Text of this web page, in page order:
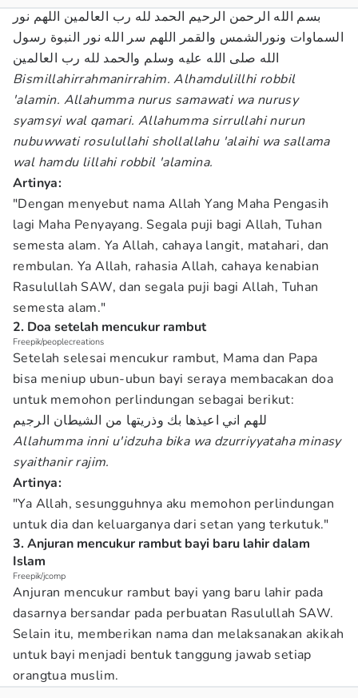
بسم الله الرحمن الرحيم الحمد لله رب العالمين اللهم نور
السماوات ونورالشمس والقمر اللهم سر الله نور النبوة رسول
الله صلى الله عليه وسلم والحمد لله رب العالمين
Bismillahirrahmanirrahim. Alhamdulillhi robbil
'alamin. Allahumma nurus samawati wa nurusy
syamsyi wal qamari. Allahumma sirrullahi nurun
nubuwwati rosulullahi shollallahu 'alaihi wa sallama
wal hamdu lillahi robbil 'alamina.
Artinya:
"Dengan menyebut nama Allah Yang Maha Pengasih
lagi Maha Penyayang. Segala puji bagi Allah, Tuhan
semesta alam. Ya Allah, cahaya langit, matahari, dan
rembulan. Ya Allah, rahasia Allah, cahaya kenabian
Rasulullah SAW, dan segala puji bagi Allah, Tuhan
semesta alam."
2. Doa setelah mencukur rambut
Freepik/peoplecreations
Setelah selesai mencukur rambut, Mama dan Papa
bisa meniup ubun-ubun bayi seraya membacakan doa
untuk memohon perlindungan sebagai berikut:
للهم اني اعيذها بك وذريتها من الشيطان الرجيم
Allahumma inni u'idzuha bika wa dzurriyyataha minasy
syaithanir rajim.
Artinya:
"Ya Allah, sesungguhnya aku memohon perlindungan
untuk dia dan keluarganya dari setan yang terkutuk."
3. Anjuran mencukur rambut bayi baru lahir dalam
Islam
Freepik/jcomp
Anjuran mencukur rambut bayi yang baru lahir pada
dasarnya bersandar pada perbuatan Rasulullah SAW.
Selain itu, memberikan nama dan melaksanakan akikah
untuk bayi menjadi bentuk tanggung jawab setiap
orangtua muslim.